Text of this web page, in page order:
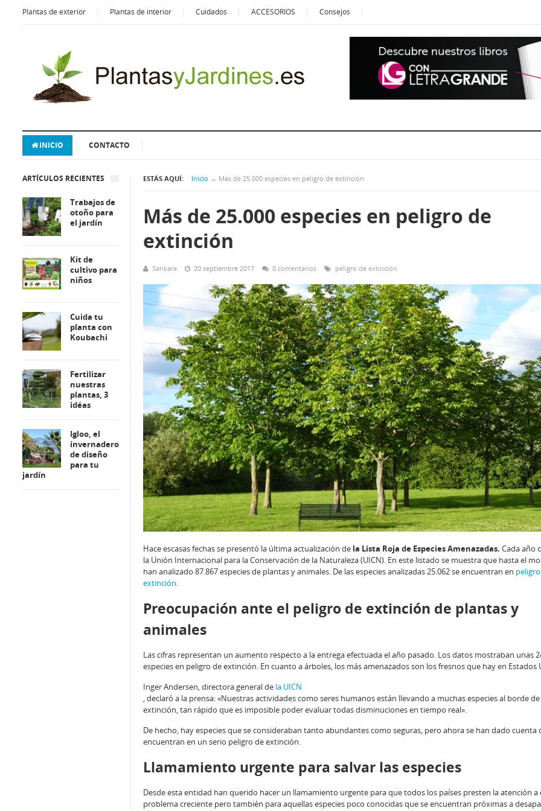
Plantas de exterior Plantas de interior Cuidados ACCESORIOS Consejos
INICIO CONTACTO
ESTÁS AQUÍ: Inicio → Más de 25.000 especies en peligro de extinción
Más de 25.000 especies en peligro de
extinción
Sankara 20 septiembre 2017 0 comentarios peligro de extinción
Hace escasas fechas se presentó la última actualización de la Lista Roja de Especies Amenazadas. Cada año
la Unión Internacional para la Conservación de la Naturaleza (UICN). En este listado se muestra que hasta el
han analizado 87.867 especies de plantas y animales. De las especies analizadas 25.062 se encuentran en
extinción
Preocupación ante el peligro de extinción de plantas y
animales
Las cifras representan un aumento respecto a la entrega efectuada el año pasado. Los datos mostraban unas
especies en peligro de extinción. En cuanto a árboles, los más amenazados son los fresnos que hay en Estados
Inger Andersen, directora general de la UICN
, declaró a la prensa: «Nuestras actividades como seres humanos están llevando a muchas especies al borde
extinción, tan rápido que es imposible poder evaluar todas disminuciones en tiempo real».
De hecho, hay especies que se consideraban tanto abundantes como seguras, pero ahora se han dado cuenta
encuentran en un serio peligro de extinción.
Llamamiento urgente para salvar las especies
Desde esta entidad han querido hacer un llamamiento urgente para que todos los países presten la atención a
problema creciente pero también para aquellas especies poco conocidas que se encuentran próximas a
ARTÍCULOS RECIENTES
Trabajos de
otoño para
el jardín
Kit de
cultivo para
niños
Cuida tu
planta con
Koubachi
Fertilizar
nuestras
plantas, 3
idéas
Igloo, el
invernadero
de diseño
para tu
jardín